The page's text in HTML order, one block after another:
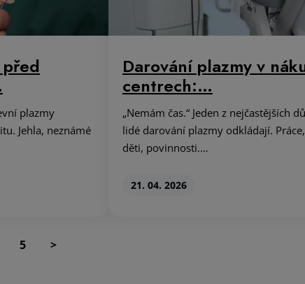
plazmy
Jehla, neznámé
Darování plazmy v
centrech:…
„Nemám čas.“ Jeden z nejčastějších
lidé darování plazmy odkládají.
děti, povinnosti.…
21. 04. 2026
5 >